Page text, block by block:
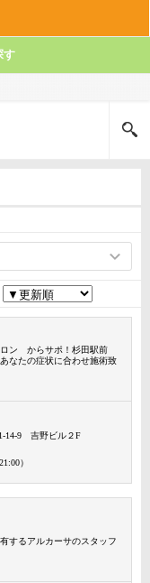
す
ロン からサポ！杉田駅前
なたの症状に合わせ施術致
14-9 吉野ビル２F
）
するアルカーサのスタッフ